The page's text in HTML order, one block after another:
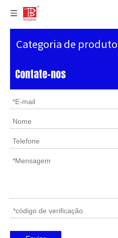
Categoria de produto
Contate-nos